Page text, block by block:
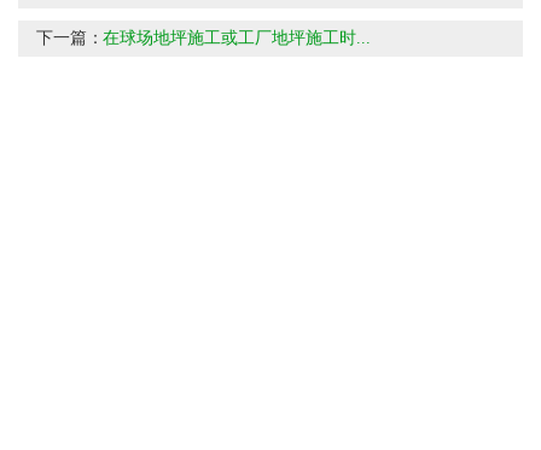
下一篇：在球场地坪施工或工厂地坪施工时...